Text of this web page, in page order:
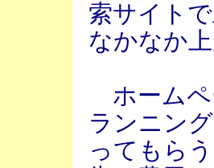
索サイト
なかなか
ホームペ
ランニン
ってもら